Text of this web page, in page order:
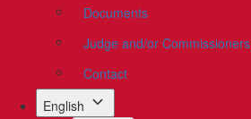
Documents
Judge and/or Commissioners
Contact
English